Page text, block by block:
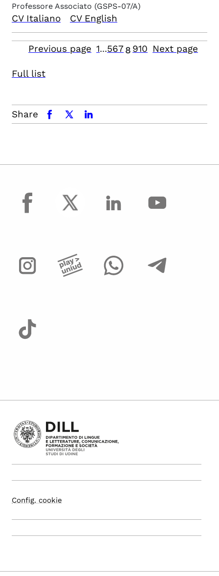
Professore Associato (GSPS-07/A)
CV Italiano CV English
Previous page 1...567 8 910 Next page
Full list
Share facebookx.comlinkedin
facebook
Config. cookie